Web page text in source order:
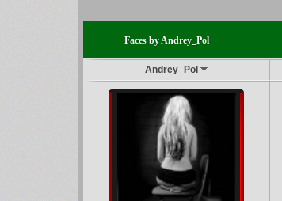
Faces by Andrey_Pol
Andrey_Pol